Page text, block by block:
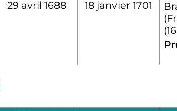
29 avril 1688 18 janvier 1701